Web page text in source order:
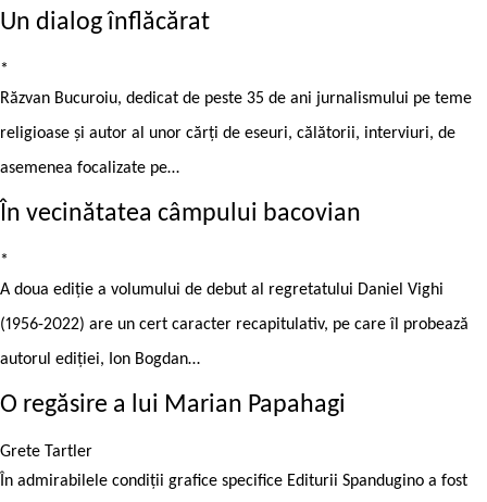
Un dialog înflăcărat
*
Răzvan Bucuroiu, dedicat de peste 35 de ani jurnalismului pe teme
religioase și autor al unor cărți de eseuri, călătorii, interviuri, de
asemenea focalizate pe…
În vecinătatea câmpului bacovian
*
A doua ediție a volumului de debut al regretatului Daniel Vighi
(1956-2022) are un cert caracter recapitulativ, pe care îl probează
autorul ediției, Ion Bogdan…
O regăsire a lui Marian Papahagi
Grete Tartler
În admirabilele condiții grafice specifice Editurii Spandugino a fost